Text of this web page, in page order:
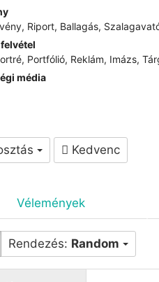
Riport, Ballagás,
Portfólió, Reklám, Imázs,
média
Kedvenc
Vélemények
Rendezés: Random